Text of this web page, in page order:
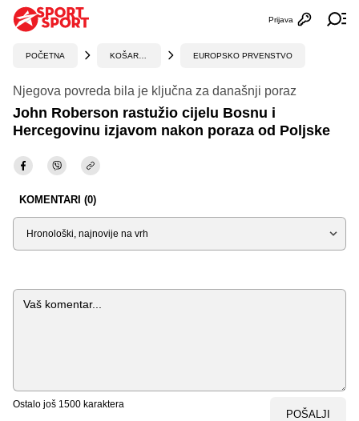
Otvori
Prijava
POČETNA EUROPSKO PRVENSTVO
Njegova povreda bila je ključna za današnji poraz
John Roberson rastužio cijelu Bosnu i
Hercegovinu izjavom nakon poraza od Poljske
KOMENTARI (0)
Sortiraj
Komentar
Ostalo još 1500 karaktera
POŠALJI